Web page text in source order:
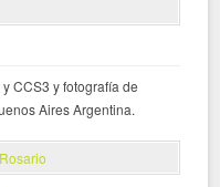
CCS3 y fotografía de
Aires Argentina.